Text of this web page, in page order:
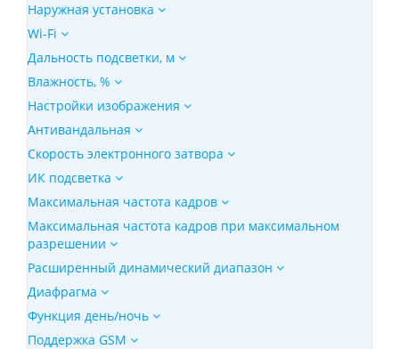
Наружная установка
Wi-Fi
Дальность подсветки, м
Влажность, %
Настройки изображения
Антивандальная
Скорость электронного затвора
ИК подсветка
Максимальная частота кадров
Максимальная частота кадров при максимальном
разрешении
Расширенный динамический диапазон
Диафрагма
Функция день/ночь
Поддержка GSM